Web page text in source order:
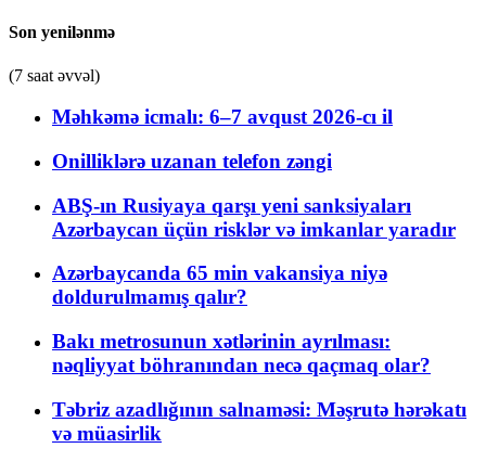
Son yenilənmə
(7 saat əvvəl)
Məhkəmə icmalı: 6–7 avqust 2026-cı il
Onilliklərə uzanan telefon zəngi
ABŞ-ın Rusiyaya qarşı yeni sanksiyaları
Azərbaycan üçün risklər və imkanlar yaradır
Azərbaycanda 65 min vakansiya niyə
doldurulmamış qalır?
Bakı metrosunun xətlərinin ayrılması:
nəqliyyat böhranından necə qaçmaq olar?
Təbriz azadlığının salnaməsi: Məşrutə hərəkatı
və müasirlik